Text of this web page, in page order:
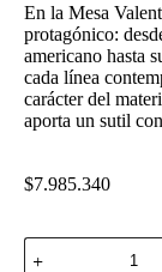
En la Mesa
protagónico:
americano hasta
cada línea
carácter del
aporta un sutil
$7.985.340
MESA
DE